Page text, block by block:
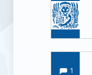
Comments:1